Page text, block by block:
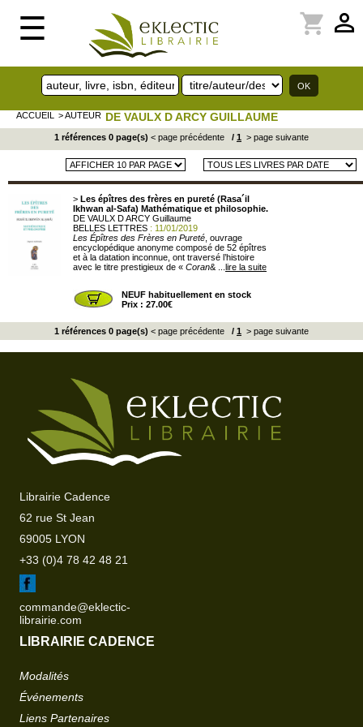
☰ perm_identity
shopping_cart
ACCUEIL > AUTEUR DE VAULX D ARCY GUILLAUME
1 références 0 page(s) < page précédente / 1 > page suivante
> Les épîtres des frères en pureté (Rasa´il
Ikhwan al-Safa) Mathématique et philosophie.
DE VAULX D ARCY Guillaume
BELLES LETTRES : 11/01/2019
Les Épîtres des Frères en Pureté , ouvrage
encyclopédique anonyme composé de 52 épîtres
et à la datation inconnue, ont traversé l’histoire
avec le titre prestigieux de « Coran& ... lire la suite
NEUF habituellement en stock
Prix : 27.00€
1 références 0 page(s) < page précédente / 1 > page suivante
Librairie Cadence
62 rue St Jean
69005 LYON
+33 (0)4 78 42 48 21
commande@eklectic-
librairie.com
LIBRAIRIE CADENCE
Modalités
Événements
Liens Partenaires